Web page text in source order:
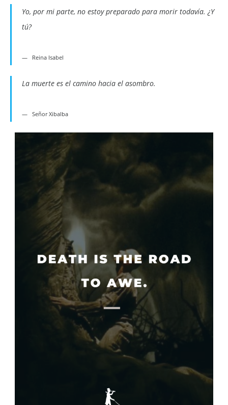
Yo, por mi parte, no estoy preparado para morir todavía. ¿Y
tú?
Reina Isabel
La muerte es el camino hacia el asombro.
Señor Xibalba